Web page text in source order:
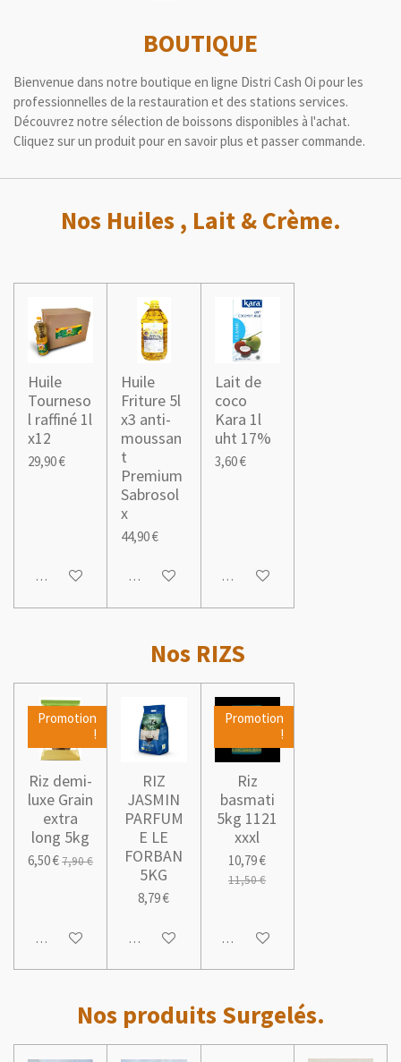
BOUTIQUE
Bienvenue dans notre boutique en ligne Distri Cash Oi pour les
professionnelles de la restauration et des stations services.
Découvrez notre sélection de boissons disponibles à l'achat.
Cliquez sur un produit pour en savoir plus et passer commande.
Nos Huiles , Lait & Crème.
Huile
Tourneso
l raffiné 1l
x12
29,90 €
Ajouter au panier
Huile
Friture 5l
x3 anti-
moussan
t
Premium
Sabrosol
x
44,90 €
Ajouter au panier
Lait de
coco
Kara 1l
uht 17%
3,60 €
Ajouter au panier
Nos RIZS
Promotion
!
Riz demi-
luxe Grain
extra
long 5kg
6,50 €7,90 €
Ajouter au panier
RIZ
JASMIN
PARFUM
E LE
FORBAN
5KG
8,79 €
Ajouter au panier
Promotion
!
Riz
basmati
5kg 1121
xxxl
10,79 €
11,50 €
Ajouter au panier
Nos produits Surgelés.